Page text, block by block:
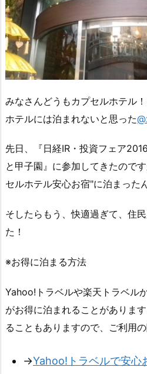
みなさんどうもカプセルホテル
ホテルには泊まれないと思った
先日、『日経IR・投資フェア
と甲子園』に参加してきたので
セルホテル安心お宿"に泊まった
そしたらもう、快適過ぎて、住
た！
※お得に泊まる方法
Yahoo!トラベルや楽天トラベル
がお得に泊まれることがありま
ることもありますので、ご利用の
→Yahoo!トラベルで安心